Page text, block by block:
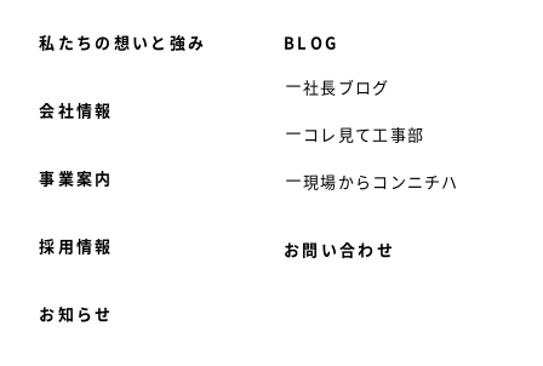
私たちの想いと強み
会社情報
事業案内
採用情報
お知らせ
BLOG
社長ブログ
コレ見て工事部
現場からコンニチハ
お問い合わせ